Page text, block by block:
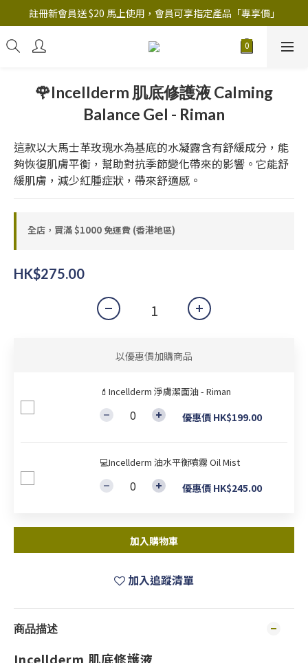
註冊新會員送 $20 馬上使用，會員可享指定產品「​專享價」
註冊新會員送 $20 馬上使用，會員可享指定產品「​專享價」
B.Y.O.B Mask Collection 任選優惠: 4件9折
🌹Incellderm 肌底修護液 Calming
Balance Gel - Riman
這款以大馬士革玫瑰水為基底的水凝露含有舒緩成分，能
夠恢復肌膚平衡，幫助對抗季節變化帶來的影響。它能舒
緩肌膚，減少紅腫症狀，帶來舒適感。
全店，買滿 $1000 免運費 (香港地區)
HK$275.00
以優惠價加購商品
💄Incellderm 淨膚潔面油 - Riman
優惠價 HK$199.00
💻Incellderm 油水平衡噴霧 Oil Mist
優惠價 HK$245.00
加入購物車
加入追蹤清單
商品描述
Incellderm 肌底修護液